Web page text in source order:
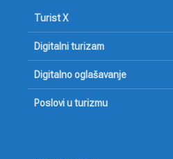
Turist X
Digitalni turizam
Digitalno oglašavanje
Poslovi u turizmu